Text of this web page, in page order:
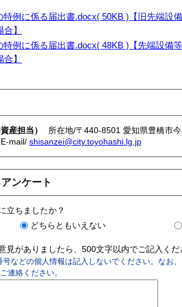
例に係る届出書.docx( 50KB )【旧先端設
】
例に係る届出書.docx( 48KB )【先端設備
】
産担当）
所在地/〒440-8501 愛知県豊橋市
mail/ shisanzei@city.toyohashi.lg.jp
ンケート
立ちましたか？
どちらともいえない
見がありましたら、500文字以内でご記入く
号などの個人情報は記入しないでください。なお
連絡ください。